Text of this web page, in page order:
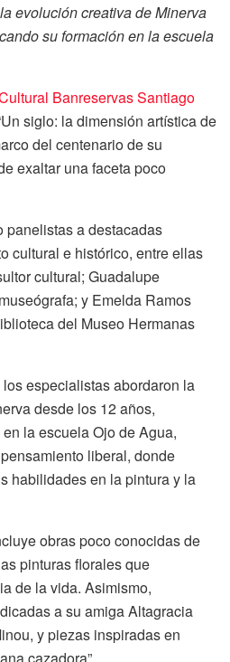
evolución creativa de Minerva
su formación en la escuela
Banreservas Santiago
siglo: la dimensión artística de
del centenario de su
exaltar una faceta poco
panelistas a destacadas
cultural e histórico, entre ellas
cultural; Guadalupe
y Emelda Ramos
del Museo Hermanas
especialistas abordaron la
desde los 12 años,
la escuela Ojo de Agua,
liberal, donde
habilidades en la pintura y la
obras poco conocidas de
pinturas florales que
de la vida. Asimismo,
a su amiga Altagracia
y piezas inspiradas en
cazadora”.